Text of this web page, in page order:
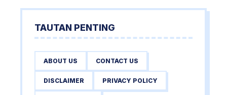
TAUTAN PENTING
ABOUT US CONTACT US
DISCLAIMER PRIVACY POLICY